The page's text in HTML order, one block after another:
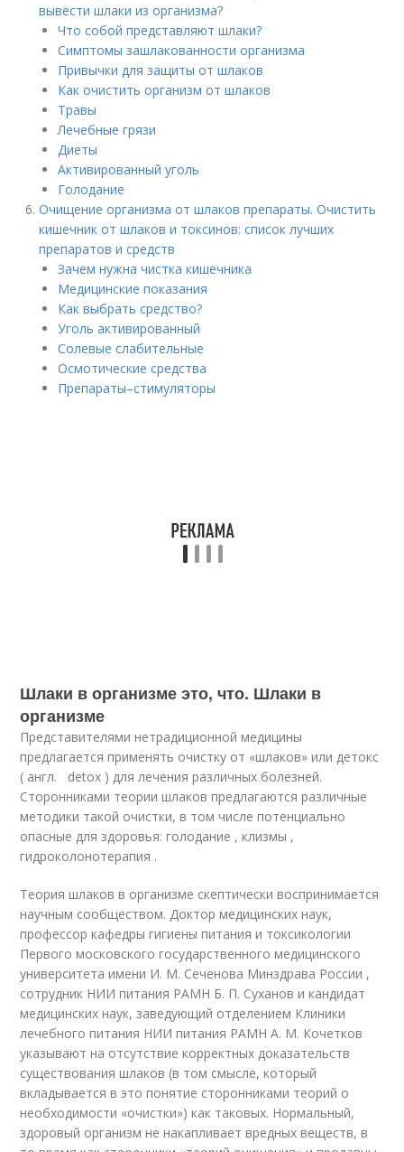
вывести шлаки из организма?
Что собой представляют шлаки?
Симптомы зашлакованности организма
Привычки для защиты от шлаков
Как очистить организм от шлаков
Травы
Лечебные грязи
Диеты
Активированный уголь
Голодание
Очищение организма от шлаков препараты. Очистить
кишечник от шлаков и токсинов: список лучших
препаратов и средств
Зачем нужна чистка кишечника
Медицинские показания
Как выбрать средство?
Уголь активированный
Солевые слабительные
Осмотические средства
Препараты–стимуляторы
Шлаки в организме это, что. Шлаки в
организме
Представителями нетрадиционной медицины
предлагается применять очистку от «шлаков» или детокс
( англ. detox ) для лечения различных болезней.
Сторонниками теории шлаков предлагаются различные
методики такой очистки, в том числе потенциально
опасные для здоровья: голодание , клизмы ,
гидроколонотерапия .
Теория шлаков в организме скептически воспринимается
научным сообществом. Доктор медицинских наук,
профессор кафедры гигиены питания и токсикологии
Первого московского государственного медицинского
университета имени И. М. Сеченова Минздрава России ,
сотрудник НИИ питания РАМН Б. П. Суханов и кандидат
медицинских наук, заведующий отделением Клиники
лечебного питания НИИ питания РАМН А. М. Кочетков
указывают на отсутствие корректных доказательств
существования шлаков (в том смысле, который
вкладывается в это понятие сторонниками теорий о
необходимости «очистки») как таковых. Нормальный,
здоровый организм не накапливает вредных веществ, в